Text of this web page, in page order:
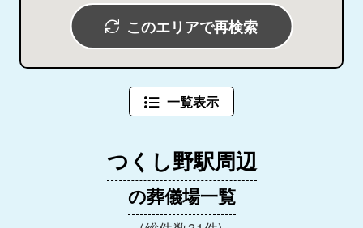
このエリアで再検索
一覧表示
つくし野駅周辺
の葬儀場一覧